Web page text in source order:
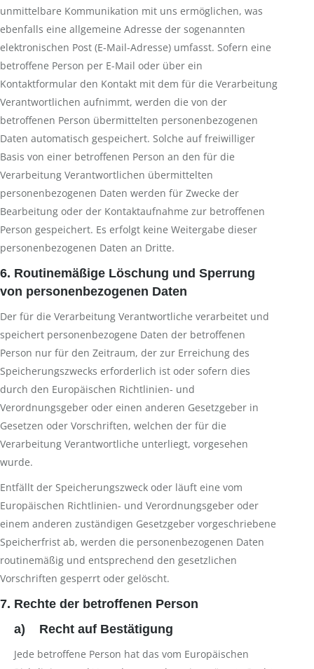
unmittelbare Kommunikation mit uns ermöglichen, was
ebenfalls eine allgemeine Adresse der sogenannten
elektronischen Post (E-Mail-Adresse) umfasst. Sofern eine
betroffene Person per E-Mail oder über ein
Kontaktformular den Kontakt mit dem für die Verarbeitung
Verantwortlichen aufnimmt, werden die von der
betroffenen Person übermittelten personenbezogenen
Daten automatisch gespeichert. Solche auf freiwilliger
Basis von einer betroffenen Person an den für die
Verarbeitung Verantwortlichen übermittelten
personenbezogenen Daten werden für Zwecke der
Bearbeitung oder der Kontaktaufnahme zur betroffenen
Person gespeichert. Es erfolgt keine Weitergabe dieser
personenbezogenen Daten an Dritte.
6. Routinemäßige Löschung und Sperrung
von personenbezogenen Daten
Der für die Verarbeitung Verantwortliche verarbeitet und
speichert personenbezogene Daten der betroffenen
Person nur für den Zeitraum, der zur Erreichung des
Speicherungszwecks erforderlich ist oder sofern dies
durch den Europäischen Richtlinien- und
Verordnungsgeber oder einen anderen Gesetzgeber in
Gesetzen oder Vorschriften, welchen der für die
Verarbeitung Verantwortliche unterliegt, vorgesehen
wurde.
Entfällt der Speicherungszweck oder läuft eine vom
Europäischen Richtlinien- und Verordnungsgeber oder
einem anderen zuständigen Gesetzgeber vorgeschriebene
Speicherfrist ab, werden die personenbezogenen Daten
routinemäßig und entsprechend den gesetzlichen
Vorschriften gesperrt oder gelöscht.
7. Rechte der betroffenen Person
a) Recht auf Bestätigung
Jede betroffene Person hat das vom Europäischen